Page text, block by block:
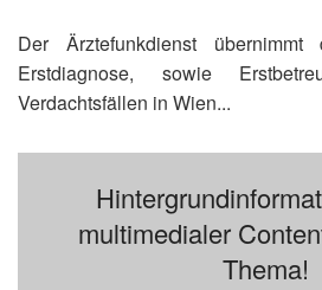
Der Ärztefunkdienst
Erstdiagnose, sowie
Verdachtsfällen in Wien...
multimedialer
Thema!